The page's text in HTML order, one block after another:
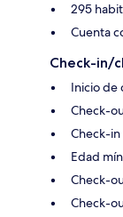
295
Cuenta
Check-in/
Inicio de
Check-
Check-
Edad
Check-
Check-